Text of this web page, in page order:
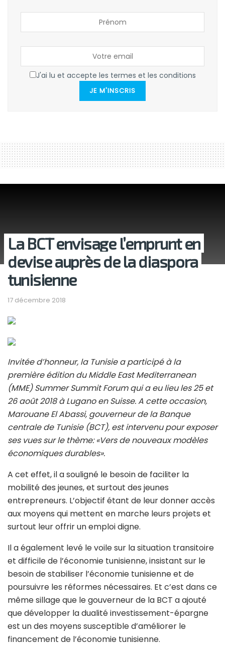
J'ai lu et accepte les termes et les conditions
JE M'INSCRIS
La BCT envisage l’emprunt en
devise auprès de la diaspora
tunisienne
17 décembre 2018
Invitée d’honneur, la Tunisie a participé à la
première édition du Middle East Mediterranean
(MME) Summer Summit Forum qui a eu lieu les 25 et
26 août 2018 à Lugano en Suisse. A cette occasion,
Marouane El Abassi, gouverneur de la Banque
centrale de Tunisie (BCT), est intervenu pour exposer
ses vues sur le thème: «Vers de nouveaux modèles
économiques durables».
A cet effet, il a souligné le besoin de faciliter la
mobilité des jeunes, et surtout des jeunes
entrepreneurs. L’objectif étant de leur donner accès
aux moyens qui mettent en marche leurs projets et
surtout leur offrir un emploi digne.
Il a également levé le voile sur la situation transitoire
et difficile de l’économie tunisienne, insistant sur le
besoin de stabiliser l’économie tunisienne et de
poursuivre les réformes nécessaires. Et c’est dans ce
même sillage que le gouverneur de la BCT a ajouté
que développer la dualité investissement-épargne
est un des moyens susceptible d’améliorer le
financement de l’économie tunisienne.